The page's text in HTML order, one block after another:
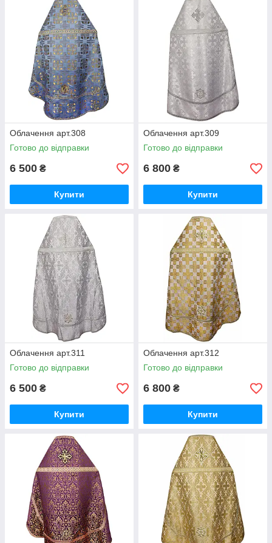
Облачення арт.308
Готово до відправки
6 500 ₴
Купити
Облачення арт.309
Готово до відправки
6 800 ₴
Купити
Облачення арт.311
Готово до відправки
6 500 ₴
Купити
Облачення арт.312
Готово до відправки
6 800 ₴
Купити